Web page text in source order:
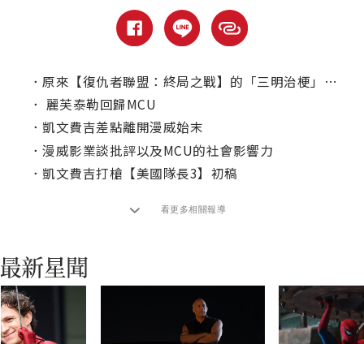
． 原來【復仇者聯盟：終局之戰】的「三明治梗」是這樣來的？
． 麗芙泰勒回歸MCU
． 凱文費吉差點離開漫威始末
． 漫威影業談批評以及MCU的社會影響力
． 凱文費吉打槍【美國隊長3】初稿
看更多相關報導